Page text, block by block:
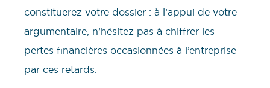
constituerez votre dossier : à l’appui de votre
argumentaire, n’hésitez pas à chiffrer les
pertes financières occasionnées à l’entreprise
par ces retards.